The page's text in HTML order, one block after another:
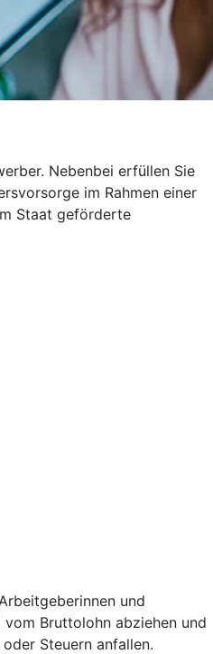
Nebenbei erfüllen Sie
im Rahmen einer
Staat geförderte
und
Bruttolohn abziehen und
Steuern anfallen.